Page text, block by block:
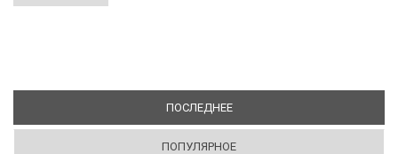
ПОСЛЕДНЕЕ(АКТИВНАЯ ВКЛАДКА)
ПОПУЛЯРНОЕ